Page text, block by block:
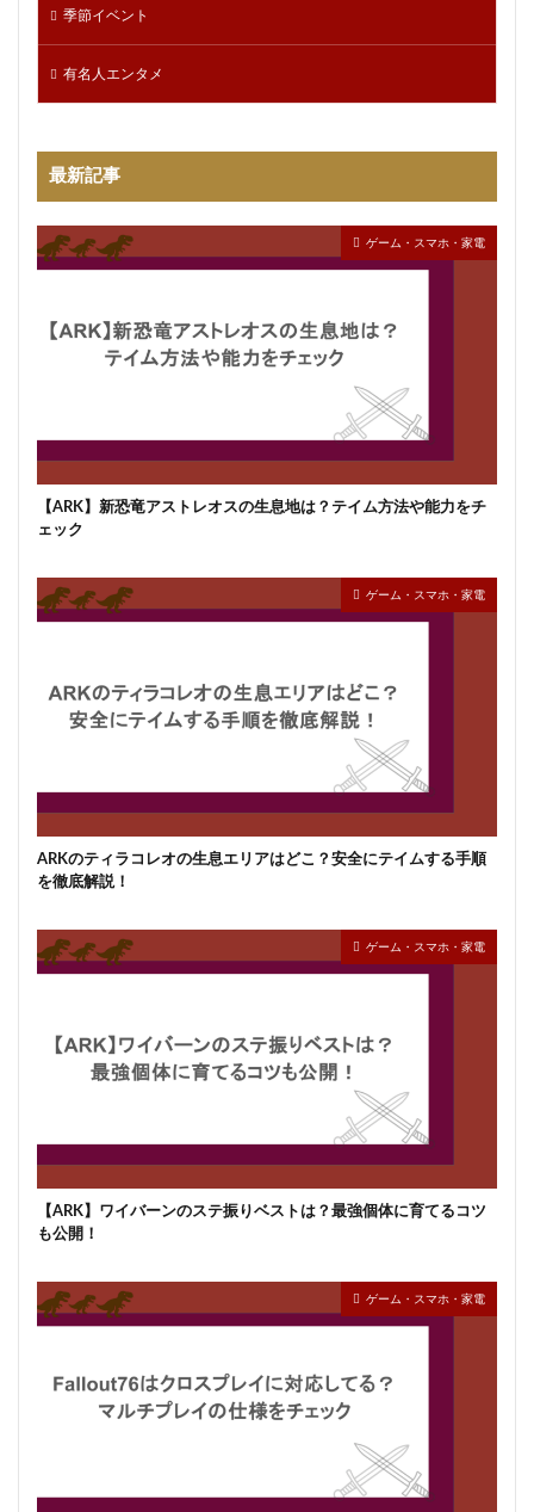
季節イベント
有名人エンタメ
最新記事
ゲーム・スマホ・家電
【ARK】新恐竜アストレオスの生息地は？テイム方法や能力をチ
ェック
ゲーム・スマホ・家電
ARKのティラコレオの生息エリアはどこ？安全にテイムする手順
を徹底解説！
ゲーム・スマホ・家電
【ARK】ワイバーンのステ振りベストは？最強個体に育てるコツ
も公開！
ゲーム・スマホ・家電